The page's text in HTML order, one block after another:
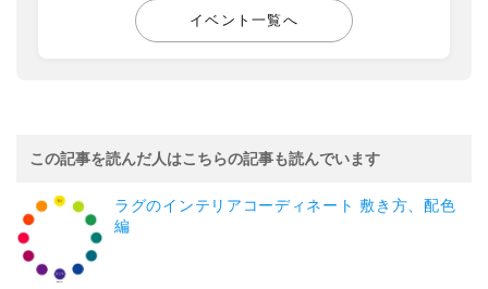
イベント一覧へ
この記事を読んだ人はこちらの記事も読んでいます
ラグのインテリアコーディネート 敷き方、配色
編